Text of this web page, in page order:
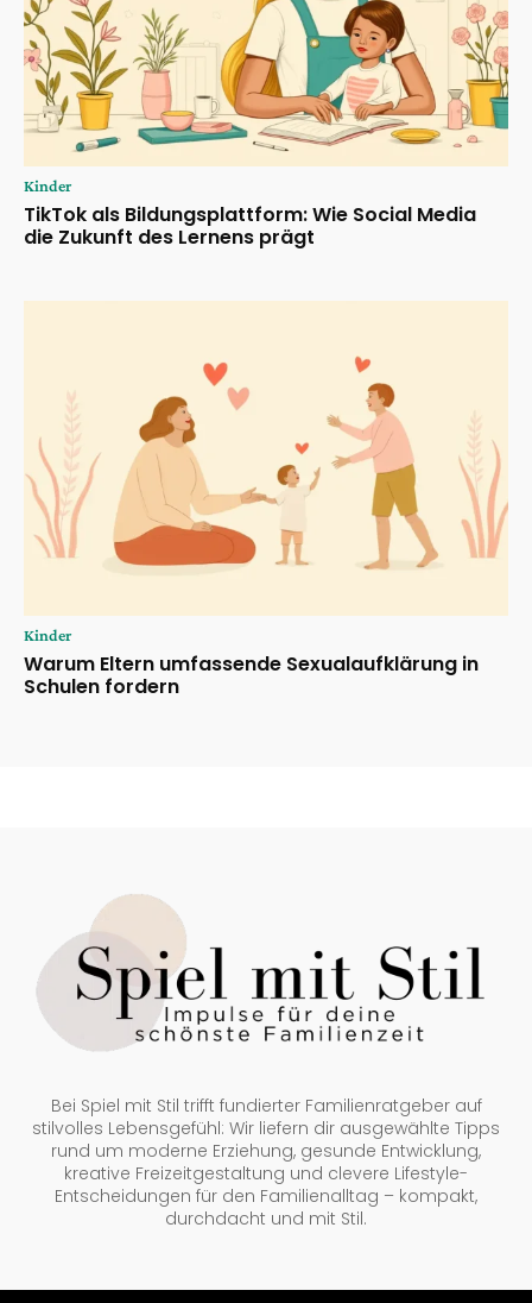
Kinder
TikTok als Bildungsplattform: Wie Social Media
die Zukunft des Lernens prägt
Kinder
Warum Eltern umfassende Sexualaufklärung in
Schulen fordern
Bei Spiel mit Stil trifft fundierter Familienratgeber auf
stilvolles Lebensgefühl: Wir liefern dir ausgewählte Tipps
rund um moderne Erziehung, gesunde Entwicklung,
kreative Freizeitgestaltung und clevere Lifestyle-
Entscheidungen für den Familienalltag – kompakt,
durchdacht und mit Stil.